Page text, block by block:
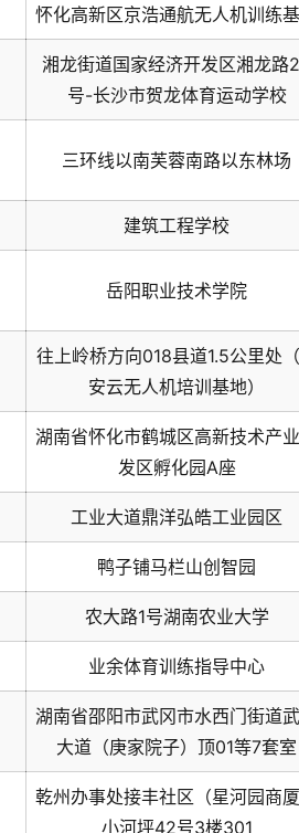
怀化高新区京浩通航无人机训练
湘龙街道国家经济开发区湘龙路
号-长沙市贺龙体育运动学校
三环线以南芙蓉南路以东林场
建筑工程学校
岳阳职业技术学院
往上岭桥方向018县道1.5公里处
安云无人机培训基地）
湖南省怀化市鹤城区高新技术产
发区孵化园A座
工业大道鼎洋弘皓工业园区
鸭子铺马栏山创智园
农大路1号湖南农业大学
业余体育训练指导中心
湖南省邵阳市武冈市水西门街道
大道（庚家院子）顶01等7套室
乾州办事处接丰社区（星河园商厦
小河坪42号3楼301